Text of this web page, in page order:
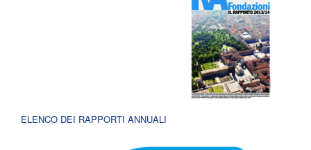
ELENCO DEI RAPPORTI ANNUALI